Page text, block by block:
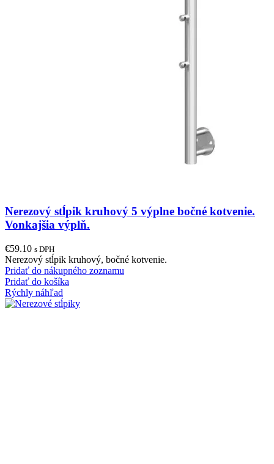
Nerezový stĺpik kruhový 5 výplne bočné kotvenie.
Vonkajšia výplň.
€59.10 s DPH
Nerezový stĺpik kruhový, bočné kotvenie.
Pridať do nákupného zoznamu
Pridať do košíka
Rýchly náhľad